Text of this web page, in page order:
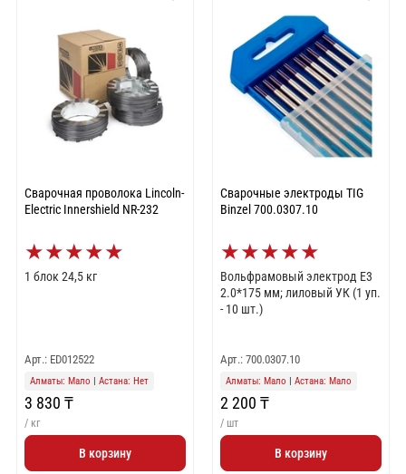
Сварочная проволока Lincoln-
Electric Innershield NR-232
★★★★★
1 блок 24,5 кг
Арт.: ED012522
Алматы: Мало Астана: Нет
3 830 ₸
/ кг
В корзину
Сварочные электроды TIG
Binzel 700.0307.10
★★★★★
Вольфрамовый электрод E3
2.0*175 мм; лиловый УК (1 уп.
- 10 шт.)
Арт.: 700.0307.10
Алматы: Мало Астана: Мало
2 200 ₸
/ шт
В корзину